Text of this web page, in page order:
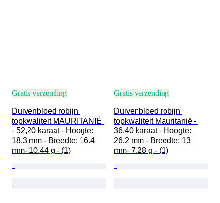
Gratis verzending
Duivenbloed robijn
topkwaliteit MAURITANIË
- 52,20 karaat - Hoogte:
18.3 mm - Breedte: 16.4
mm- 10.44 g - (1)
Gratis verzending
Duivenbloed robijn
topkwaliteit Mauritanië -
36,40 karaat - Hoogte:
26.2 mm - Breedte: 13
mm- 7.28 g - (1)